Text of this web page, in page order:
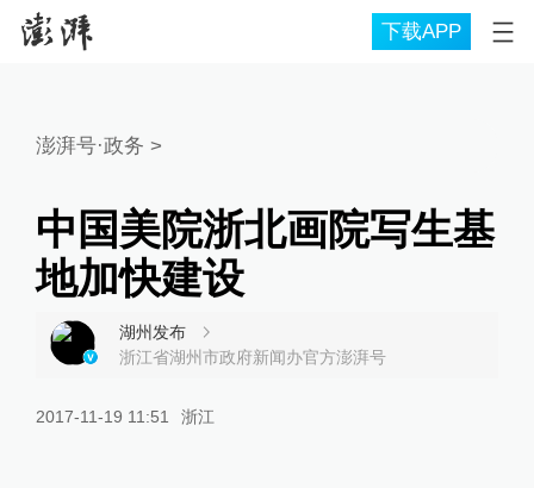
下载APP
澎湃号·政务 >
中国美院浙北画院写生基
地加快建设
湖州发布
浙江省湖州市政府新闻办官方澎湃号
2017-11-19 11:51 浙江